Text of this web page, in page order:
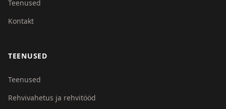
Teenused
Kontakt
TEENUSED
Teenused
Rehvivahetus ja rehvitööd